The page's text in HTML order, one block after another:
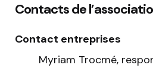
Contacts de
Contact entreprises
Myriam Trocmé,